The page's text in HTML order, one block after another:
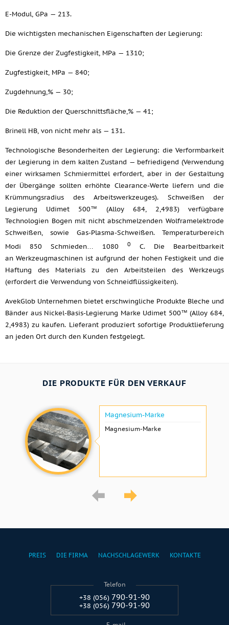
E-Modul, GPa — 213.
Die wichtigsten mechanischen Eigenschaften der Legierung:
Die Grenze der Zugfestigkeit, MPa — 1310;
Zugfestigkeit, MPa — 840;
Zugdehnung,% — 30;
Die Reduktion der Querschnittsfläche,% — 41;
Brinell HB, von nicht mehr als — 131.
Technologische Besonderheiten der Legierung: die Verformbarkeit
der Legierung in dem kalten Zustand — befriedigend (Verwendung
einer wirksamen Schmiermittel erfordert, aber in der Gestaltung
der Übergänge sollten erhöhte Clearance-Werte liefern und die
Krümmungsradius des Arbeitswerkzeuges). Schweißen der
Legierung Udimet 500™ (Alloy 684, 2,4983) verfügbare
Technologien Bogen mit nicht abschmelzenden Wolframelektrode
Schweißen, sowie Gas-Plasma-Schweißen. Temperaturbereich
Modi 850 Schmieden… 1080
0
C. Die Bearbeitbarkeit
an Werkzeugmaschinen ist aufgrund der hohen Festigkeit und die
Haftung des Materials zu den Arbeitsteilen des Werkzeugs
(erfordert die Verwendung von Schneidflüssigkeiten).
AvekGlob Unternehmen bietet erschwingliche Produkte Bleche und
Bänder aus Nickel-Basis-Legierung Marke Udimet 500™ (Alloy 684,
2,4983) zu kaufen. Lieferant produziert sofortige Produktlieferung
an jeden Ort durch den Kunden festgelegt.
DIE PRODUKTE FÜR DEN VERKAUF
Magnesium-Marke
Magnesium-Marke
PREIS DIE FIRMA NACHSCHLAGEWERK KONTAKTE
Telefon
+38 (056) 790-91-90
+38 (056) 790-91-90